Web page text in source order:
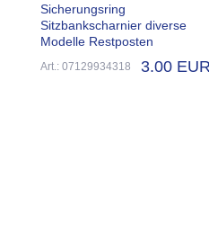
Sicherungsring
Sitzbankscharnier diverse
Modelle Restposten
Art.: 07129934318 3.00